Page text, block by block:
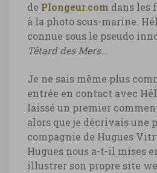
de Plongeur.com dans les
à la photo sous-marine.
connue sous le pseudo
Têtard des Mers…
Je ne sais même plus
entrée en contact avec
laissé un premier
alors que je décrivais une
compagnie de Hugues
Hugues nous a-t-il mises
illustrer son propre site